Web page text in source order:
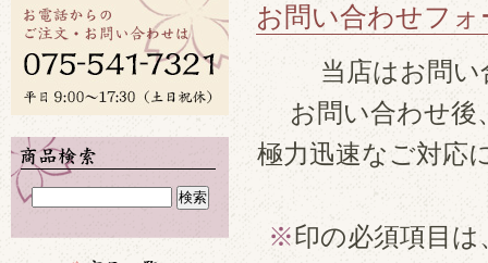
お問い合わせフォ
当店はお問
お問い合わせ後
極力迅速なご対応
※印の必須項目